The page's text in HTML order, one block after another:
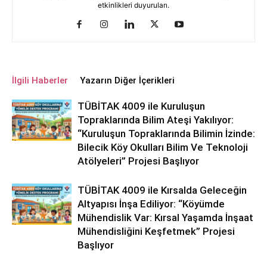
etkinlikleri duyuruları.
İlgili Haberler Yazarın Diğer İçerikleri
TÜBİTAK 4009 ile Kuruluşun
Topraklarında Bilim Ateşi Yakılıyor:
“Kuruluşun Topraklarında Bilimin İzinde:
Bilecik Köy Okulları Bilim Ve Teknoloji
Atölyeleri” Projesi Başlıyor
TÜBİTAK 4009 ile Kırsalda Geleceğin
Altyapısı İnşa Ediliyor: “Köyümde
Mühendislik Var: Kırsal Yaşamda İnşaat
Mühendisliğini Keşfetmek” Projesi
Başlıyor